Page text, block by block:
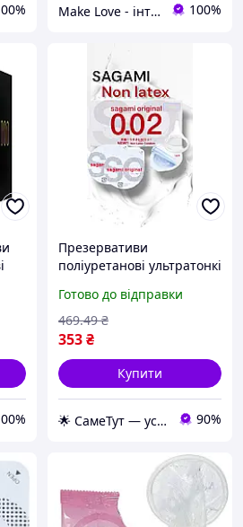
Make Love - інтим бутик 100%
Презервативи
поліуретанові ультратонкі
комфорт і надійний
захист
Готово до відправки
353₴
469.49 ₴
Купити
🌟 СамеТут — усе, що потрібно, в одному місці 🌟 90%